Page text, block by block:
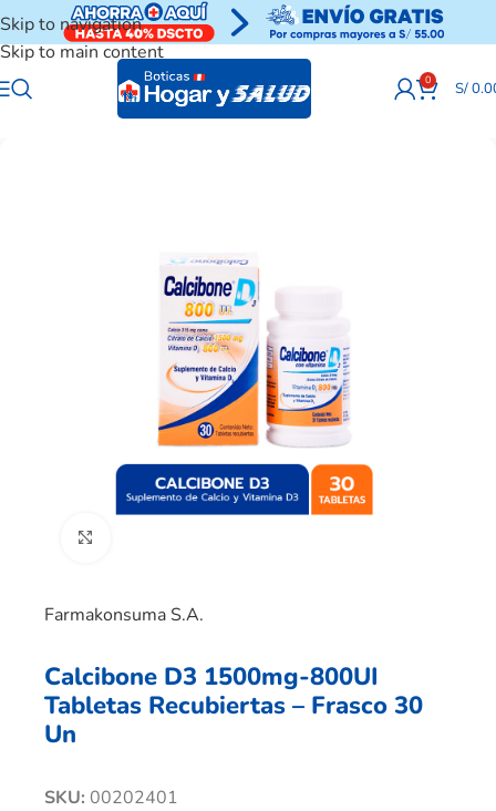
Skip to navigation
Skip to main content
0 S/
Farmakonsuma S.A.
Calcibone D3 1500mg-800UI
Tabletas Recubiertas – Frasco 30
Un
SKU: 00202401